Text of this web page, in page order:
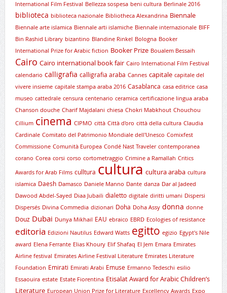
International Film Festival Bellezza sospesa beni cultura Berlinale 2016
biblioteca biblioteca nazionale Bibliotheca Alexandrina Biennale
Biennale arte islamica Biennale arti islamiche Biennale internazionale BIFF
Bin Rashid Library bizantino Blandine Rinkel Bologna Booker
International Prize for Arabic fiction Booker Prize Boualem Bessaih
Cairo Cairo international book fair Cairo International Film Festival
calendario calligrafia calligrafia araba Cannes capitale capitale del
vivere insieme capitale stampa araba 2016 Casablanca casa editrice casa
museo cattedrale censura centenario ceramica certificazione lingua araba
Chanson douche Charif Majdalani chiesa Chokri Mabkhout Chouchou
Cillium cinema CIPMO città Città d'oro città della cultura Claudia
Cardinale Comitato del Patrimonio Mondiale dell'Unesco Comixfest
Commissione Comunità Europea Condé Nast Traveler contemporanea
corano Corea corsi corso cortometraggio Crimine a Ramallah Critics
Awards for Arab Films culltura cultura cultura araba cultura
islamica Daesh Damasco Daniele Manno Dante danza Dar al Jadeed
Dawood Abdel-Sayed Diaa Jubaili dialetto digitale diritti umani Dispersi
Dispersés Divina Commedia dizionari Doha Doha Assy donna donne
Douz Dubai Dunya Mikhail EAU ebraico EBRD Ecologies of resistance
editoria Edizioni Nautilus Edward Watts egitto egizio Egypt's Nile
award Elena Ferrante Elias Khoury Elif Shafaq El Jem Emara Emirates
Airline festival Emirates Airline Festival Literature Emirates Literature
Foundation Emirati Emirati Arabi Emuse Ermanno Tedeschi esilio
Essaouira estate Estate Fiorentina Etisalat Award for Arabic Children’s
Literature European Union Prize for Literature Excellency Awards Expo